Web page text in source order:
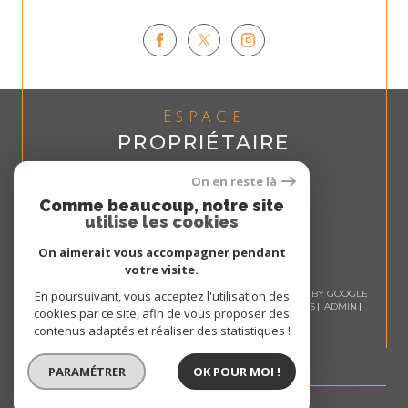
Espace
PROPRIÉTAIRE
Se connecter
© 2026 | TOUS DROITS RÉSERVÉS | TRADUCTION POWERED BY GOOGLE |
NOS HONORAIRES
PLAN DU SITE MENTIONS LÉGALES
ADMIN
NOS LIENS
POLITIQUE RGPD COOKIES
On en reste là
Comme beaucoup, notre site
utilise les cookies
On aimerait vous accompagner pendant
votre visite.
En poursuivant, vous acceptez l'utilisation des
cookies par ce site, afin de vous proposer des
contenus adaptés et réaliser des statistiques !
PARAMÉTRER OK POUR MOI !